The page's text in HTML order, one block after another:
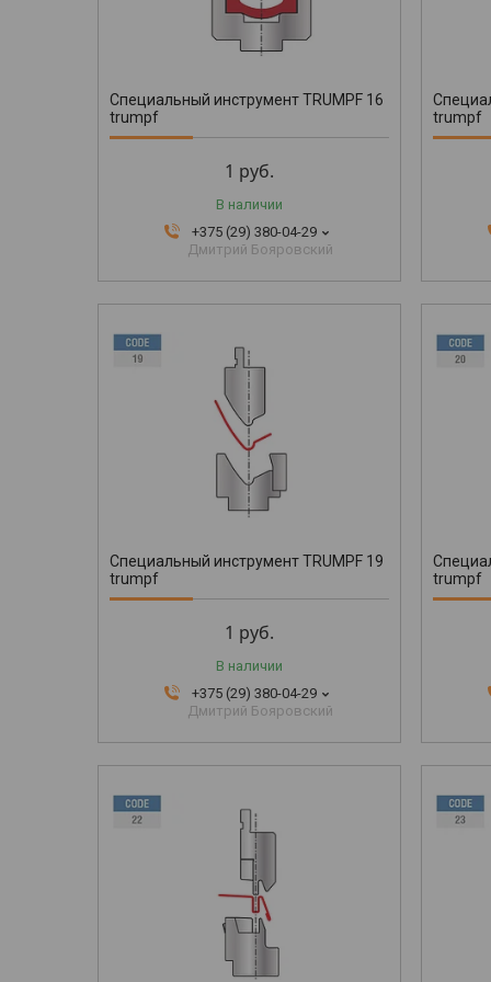
Специальный инструмент TRUMPF 16
trumpf
1 руб.
В наличии
+375 (29) 380-04-29
Дмитрий Бояровский
trumpf
Специальный инструмент TRUMPF 19
trumpf
1 руб.
В наличии
+375 (29) 380-04-29
Дмитрий Бояровский
trumpf